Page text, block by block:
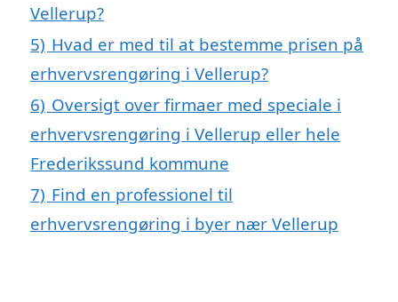
Vellerup?
5) Hvad er med til at bestemme prisen på
erhvervsrengøring i Vellerup?
6) Oversigt over firmaer med speciale i
erhvervsrengøring i Vellerup eller hele
Frederikssund kommune
7) Find en professionel til
erhvervsrengøring i byer nær Vellerup